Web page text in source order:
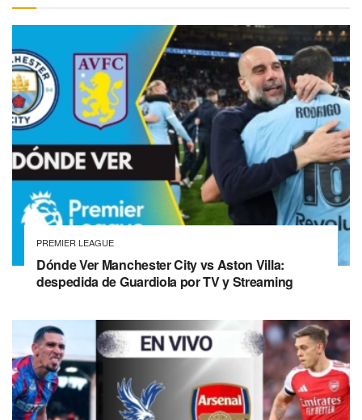
PREMIER LEAGUE
Dónde Ver Manchester City vs Aston Villa:
despedida de Guardiola por TV y Streaming